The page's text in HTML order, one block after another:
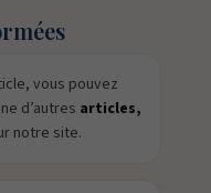
vous pouvez
d’autres articles,
notre site.